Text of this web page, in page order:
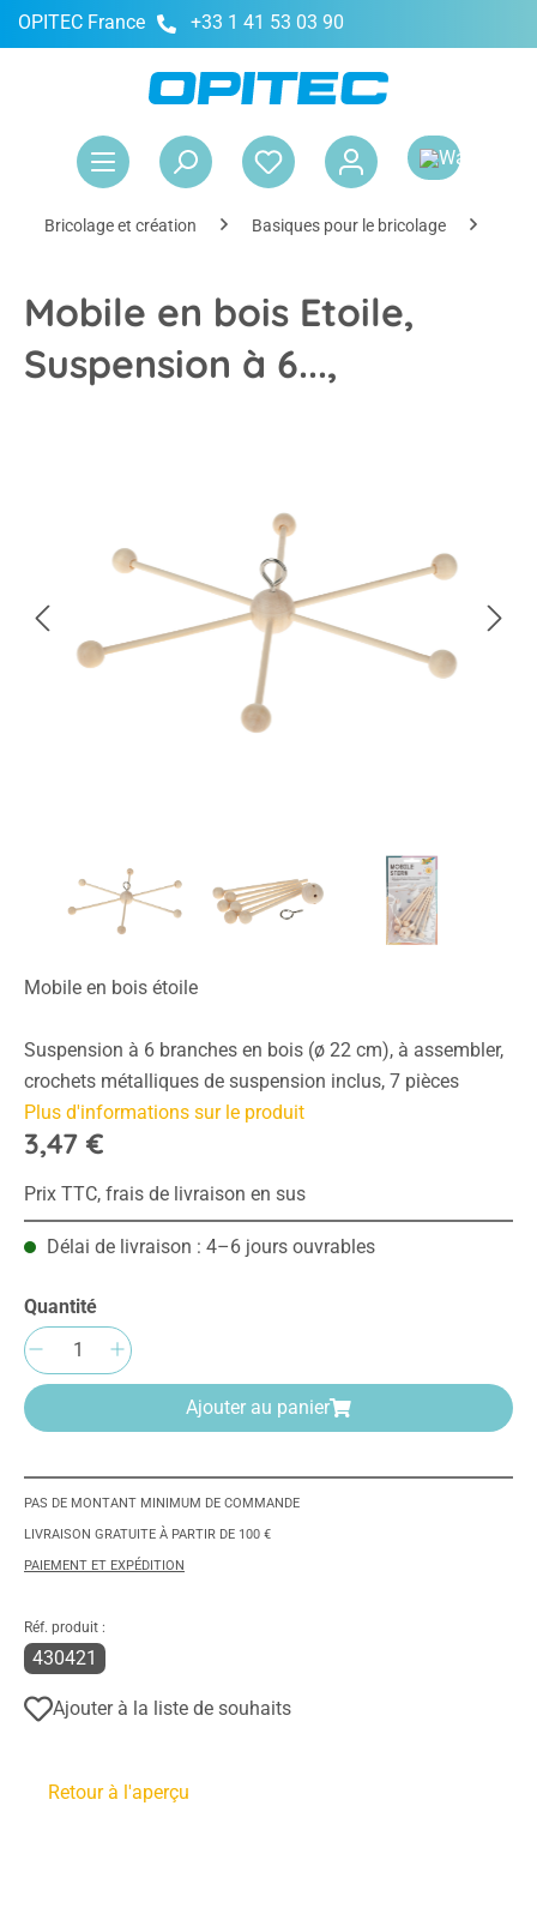
principal
OPITEC France +33 1 41 53 03 90
Bricolage et création Basiques pour le bricolage
Mobile en bois Etoile,
Suspension à 6...,
Mobile en bois étoile
Suspension à 6 branches en bois (ø 22 cm), à assembler,
crochets métalliques de suspension inclus, 7 pièces
Plus d'informations sur le produit
3,47 €
Prix TTC, frais de livraison en sus
Délai de livraison : 4–6 jours ouvrables
Quantité
Quantité de produit : Entrez la quantité
Ajouter au panier
PAS DE MONTANT MINIMUM DE COMMANDE
LIVRAISON GRATUITE À PARTIR DE 100 €
PAIEMENT ET EXPÉDITION
Réf. produit :
430421
Ajouter à la liste de souhaits
Retour à l'aperçu